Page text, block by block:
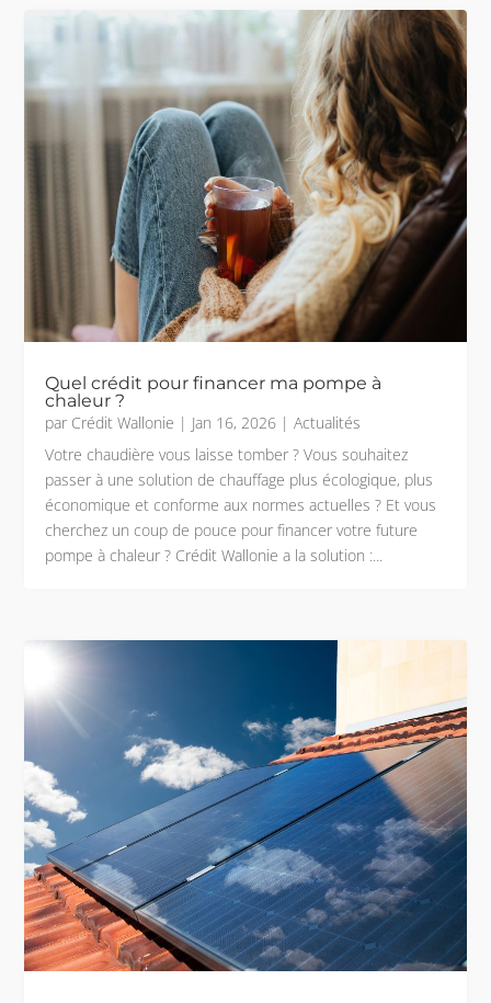
Quel crédit pour financer ma pompe à
chaleur ?
par Crédit Wallonie | Jan 16, 2026 |Actualités
Votre chaudière vous laisse tomber ? Vous souhaitez
passer à une solution de chauffage plus écologique, plus
économique et conforme aux normes actuelles ? Et vous
cherchez un coup de pouce pour financer votre future
pompe à chaleur ? Crédit Wallonie a la solution :...